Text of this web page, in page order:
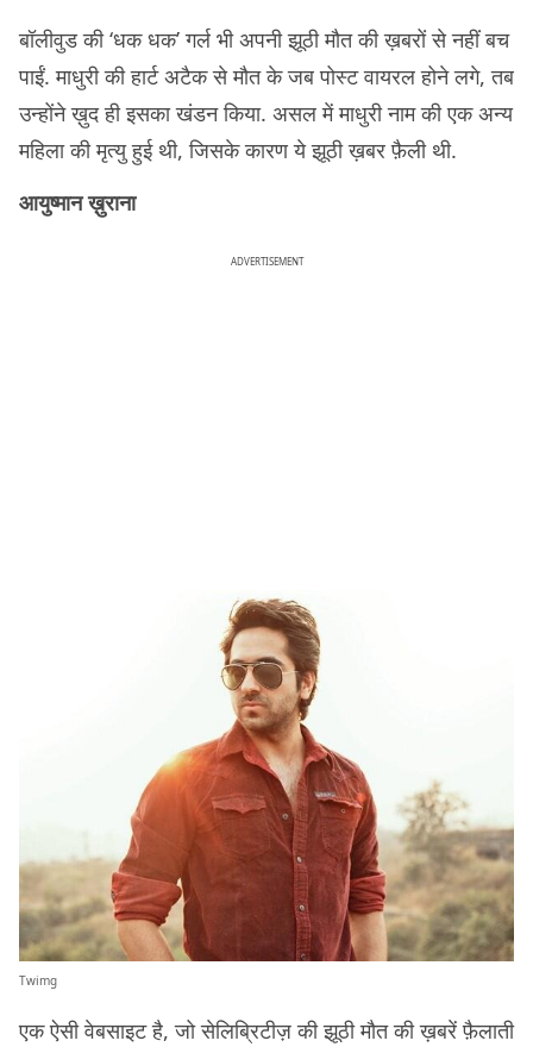
बॉलीवुड की ‘धक धक’ गर्ल भी अपनी झूठी मौत की ख़बरों से नहीं बच
पाईं. माधुरी की हार्ट अटैक से मौत के जब पोस्ट वायरल होने लगे, तब
उन्होंने ख़ुद ही इसका खंडन किया. असल में माधुरी नाम की एक अन्य
महिला की मृत्यु हुई थी, जिसके कारण ये झूठी ख़बर फ़ैली थी.
आयुष्मान ख़ुराना
ADVERTISEMENT
Twimg
एक ऐसी वेबसाइट है, जो सेलिब्रिटीज़ की झूठी मौत की ख़बरें फ़ैलाती